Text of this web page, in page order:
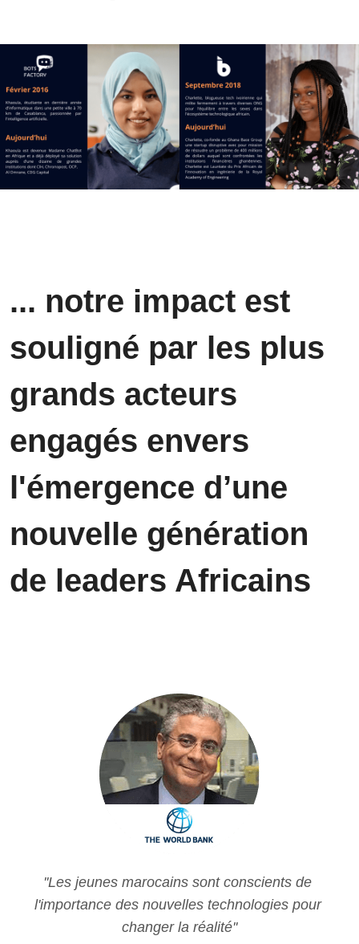
... notre impact est
souligné par les plus
grands acteurs
engagés envers
l'émergence d’une
nouvelle génération
de leaders Africains
''Les jeunes marocains sont conscients de
l'importance des nouvelles technologies pour
changer la réalité''